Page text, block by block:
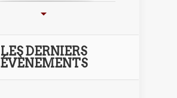
LES DERNIERS
ÉVÈNEMENTS